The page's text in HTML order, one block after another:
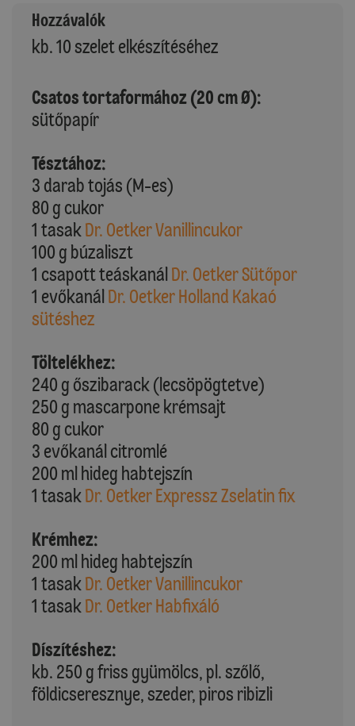
Hozzávalók
kb. 10 szelet elkészítéséhez
Csatos tortaformához (20 cm Ø):
sütőpapír
Tésztához:
3 darab tojás (M-es)
80 g cukor
1 tasak Dr. Oetker Vanillincukor
100 g búzaliszt
1 csapott teáskanálDr. Oetker Sütőpor
1 evőkanálDr. Oetker Holland Kakaó
sütéshez
Töltelékhez:
240 g őszibarack (lecsöpögtetve)
250 g mascarpone krémsajt
80 g cukor
3 evőkanál citromlé
200 ml hideg habtejszín
1 tasak Dr. Oetker Expressz Zselatin fix
Krémhez:
200 ml hideg habtejszín
1 tasak Dr. Oetker Vanillincukor
1 tasak Dr. Oetker Habfixáló
Díszítéshez:
kb. 250 g friss gyümölcs, pl. szőlő,
földicseresznye, szeder, piros ribizli